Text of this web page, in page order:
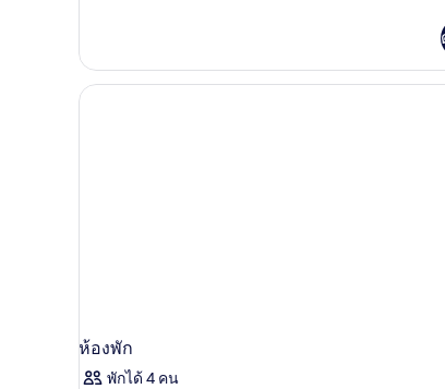
และ
โซฟา
ไซส์
ห้องพัก
พักได้ 4 คน